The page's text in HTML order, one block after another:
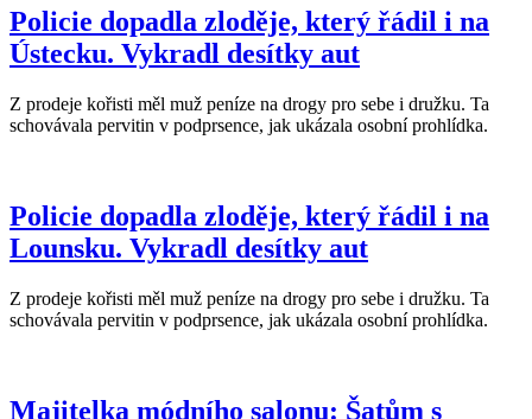
Policie dopadla zloděje, který řádil i na
Ústecku. Vykradl desítky aut
Z prodeje kořisti měl muž peníze na drogy pro sebe i družku. Ta
schovávala pervitin v podprsence, jak ukázala osobní prohlídka.
Policie dopadla zloděje, který řádil i na
Lounsku. Vykradl desítky aut
Z prodeje kořisti měl muž peníze na drogy pro sebe i družku. Ta
schovávala pervitin v podprsence, jak ukázala osobní prohlídka.
Majitelka módního salonu: Šatům s